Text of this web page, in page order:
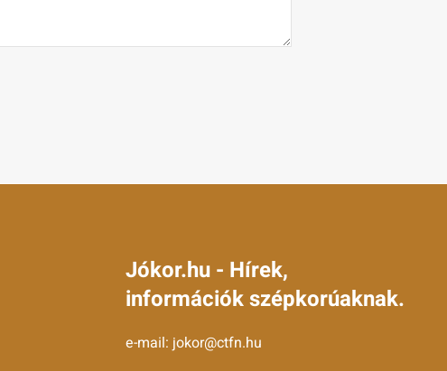
Jókor.hu - Hírek,
információk szépkorúaknak.
e-mail: jokor@ctfn.hu